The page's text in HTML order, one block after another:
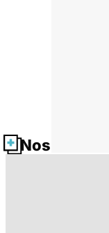
Nos fiches